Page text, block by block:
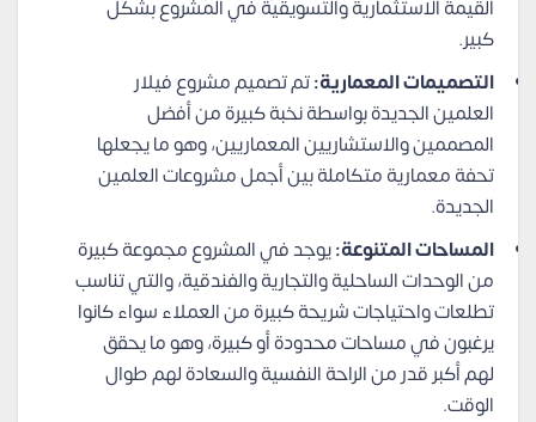
القيمة الاستثمارية والتسويقية في المشروع بشكل
كبير.
التصميمات المعمارية:تم تصميم مشروع فيلار
العلمين الجديدة بواسطة نخبة كبيرة من أفضل
المصممين والاستشاريين المعماريين، وهو ما يجعلها
تحفة معمارية متكاملة بين أجمل مشروعات العلمين
الجديدة.
المساحات المتنوعة:يوجد في المشروع مجموعة كبيرة
من الوحدات الساحلية والتجارية والفندقية، والتي تناسب
تطلعات واحتياجات شريحة كبيرة من العملاء سواء كانوا
يرغبون في مساحات محدودة أو كبيرة، وهو ما يحقق
لهم أكبر قدر من الراحة النفسية والسعادة لهم طوال
الوقت.